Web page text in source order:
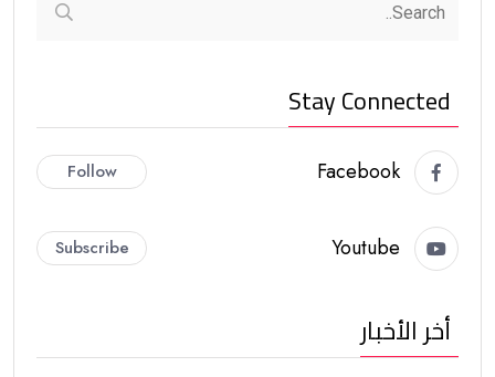
Stay Connected
Facebook
Follow
Youtube
Subscribe
أخر الأخبار